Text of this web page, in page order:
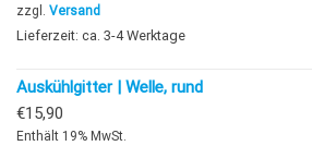
zzgl. Versand
Lieferzeit: ca. 3-4 Werktage
Auskühlgitter | Welle, rund
€15,90
Enthält 19% MwSt.